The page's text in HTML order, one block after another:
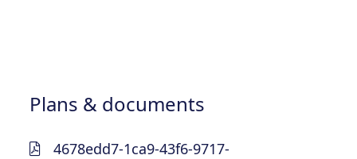
Plans & documents
4678edd7-1ca9-43f6-9717-